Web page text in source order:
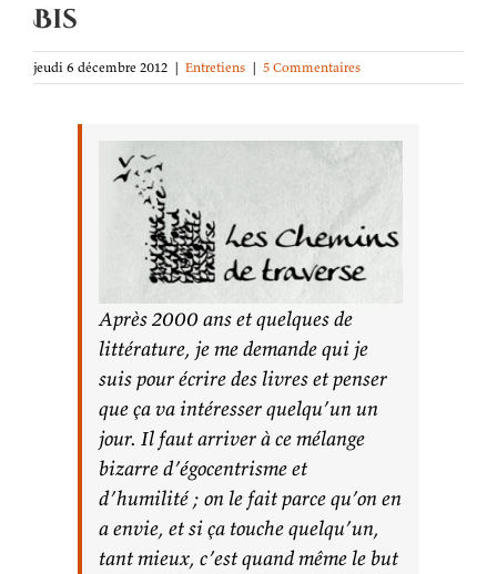
Bis
jeudi 6 décembre 2012 | Entretiens | 5 Commentaires
Après 2000 ans et quelques de
littérature, je me demande qui je
suis pour écrire des livres et penser
que ça va intéresser quelqu’un un
jour. Il faut arriver à ce mélange
bizarre d’égocentrisme et
d’humilité ; on le fait parce qu’on en
a envie, et si ça touche quelqu’un,
tant mieux, c’est quand même le but